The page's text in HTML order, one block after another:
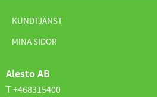
KUNDTJÄNST
MINA SIDOR
Alesto AB
T +468315400